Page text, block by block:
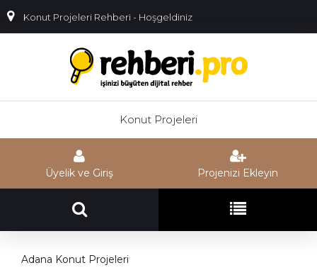
Konut Projeleri Rehberi - Hoşgeldiniz
Konut Projeleri
Üyelik ve Giriş Projenizi Ekleyin
Adana Konut Projeleri